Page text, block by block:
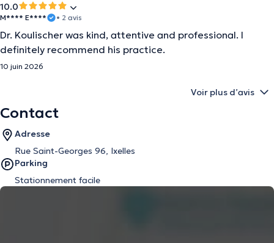
10.0
M**** E**** • 2 avis
Dr. Koulischer was kind, attentive and professional. I
definitely recommend his practice.
10 juin 2026
Voir plus d’avis
Contact
Adresse
Rue Saint-Georges 96, Ixelles
Parking
Stationnement facile